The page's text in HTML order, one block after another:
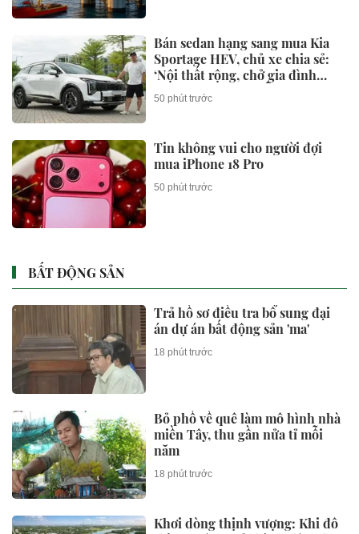
Bán sedan hạng sang mua Kia
Sportage HEV, chủ xe chia sẻ:
‘Nội thất rộng, chở gia đình
300-500km/ngày vẫn thoải mái,
đi phố như xe điện’
50 phút trước
Tin không vui cho người đợi
mua iPhone 18 Pro
50 phút trước
BẤT ĐỘNG SẢN
Trả hồ sơ điều tra bổ sung đại
án dự án bất động sản 'ma'
18 phút trước
Bỏ phố về quê làm mô hình nhà
miền Tây, thu gần nửa tỉ mỗi
năm
18 phút trước
Khơi dòng thịnh vượng: Khi đô